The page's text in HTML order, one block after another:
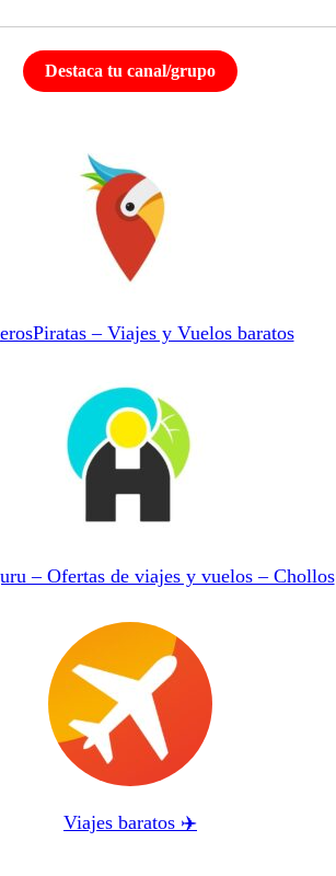
Destaca tu canal/grupo
– Viajes y Vuelos baratos
– Ofertas de viajes y vuelos – Chollos
Viajes baratos ✈️